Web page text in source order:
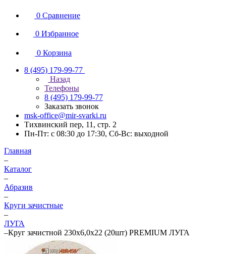
0 Сравнение
0 Избранное
0 Корзина
8 (495) 179-99-77
Назад
Телефоны
8 (495) 179-99-77
Заказать звонок
msk-office@mir-svarki.ru
Тихвинский пер, 11, стр. 2
Пн-Пт: с 08:30 до 17:30, Сб-Вс: выходной
Главная
–
Каталог
–
Абразив
–
Круги зачистные
–
ЛУГА
–Круг зачистной 230х6,0х22 (20шт) PREMIUM ЛУГА